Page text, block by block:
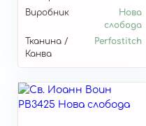
Виробник
Нова
слобода
Тканина /
Канва
Perfostitch